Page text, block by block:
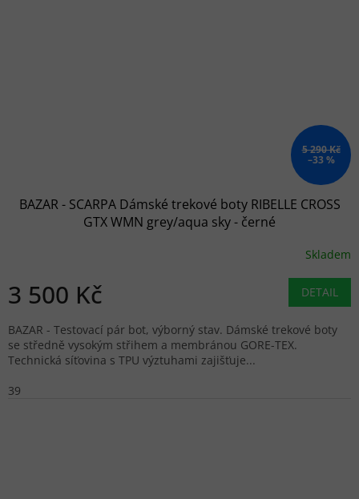
5 290 Kč
–33 %
BAZAR - SCARPA Dámské trekové boty RIBELLE CROSS
GTX WMN grey/aqua sky - černé
Skladem
3 500 Kč DETAIL
BAZAR - Testovací pár bot, výborný stav. Dámské trekové boty
se středně vysokým střihem a membránou GORE-TEX.
Technická síťovina s TPU výztuhami zajišťuje...
39